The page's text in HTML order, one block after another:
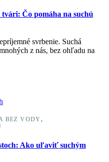
Čo pomáha na suchú
svrbenie. Suchá
z nás, bez ohľadu na
BEZ VODY ,
Ako uľaviť suchým